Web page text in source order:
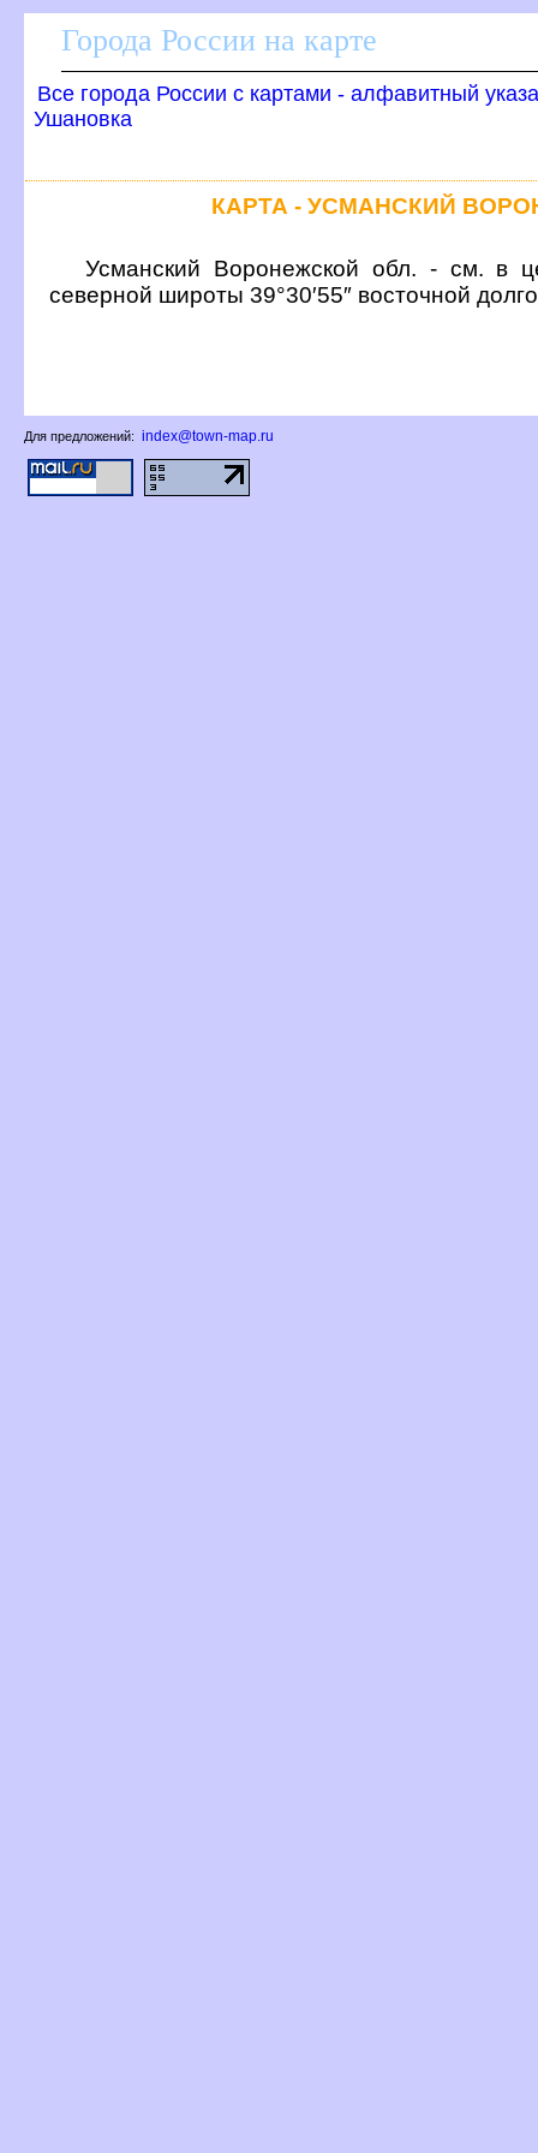
Города России на карте
се города России с картами - алфавитный
Ушановка
КАРТА - УСМАНСКИЙ
Усманский Воронежской обл. - см. в
северной широты 39°30′55″ восточной
Для предложений: index@town-map.ru